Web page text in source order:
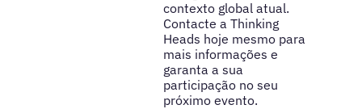
contexto global atual.
Contacte a Thinking
Heads hoje mesmo para
mais informações e
garanta a sua
participação no seu
próximo evento.